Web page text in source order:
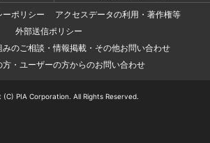
ーポリシー
アクセスデータの利用・著作権等
外部送信ポリシー
のご相談・情報掲載・その他お問い合わせ
方・ユーザーの方からのお問い合わせ
(C) PIA Corporation. All Rights Reserved.